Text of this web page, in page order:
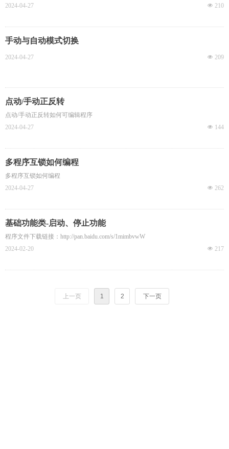
넶 210
2024-04-27
手动与自动模式切换
넶 209
2024-04-27
点动/手动正反转
点动/手动正反转如何可编辑程序
넶 144
2024-04-27
多程序互锁如何编程
多程序互锁如何编程
넶 262
2024-04-27
基础功能类-启动、停止功能
程序文件下载链接：http://pan.baidu.com/s/1mimbvwW
넶 217
2024-02-20
上一页 1 2 下一页